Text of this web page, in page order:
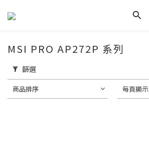
MSI PRO AP272P 系列
篩選
商品排序 每頁顯